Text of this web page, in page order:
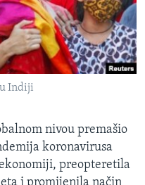
Indiji
nivou premašio
koronavirusa
preopteretila